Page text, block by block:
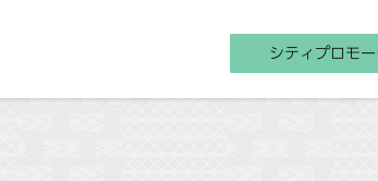
シティプロモ